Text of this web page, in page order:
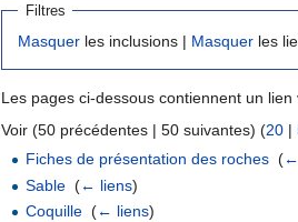
Filtres
Masquer les inclusions | Masquer les
Les pages ci-dessous contiennent un lien
Voir (50 précédentes | 50 suivantes) (20 |
Fiches de présentation des roches ‎(
Sable ‎(← liens)
Coquille ‎(← liens)